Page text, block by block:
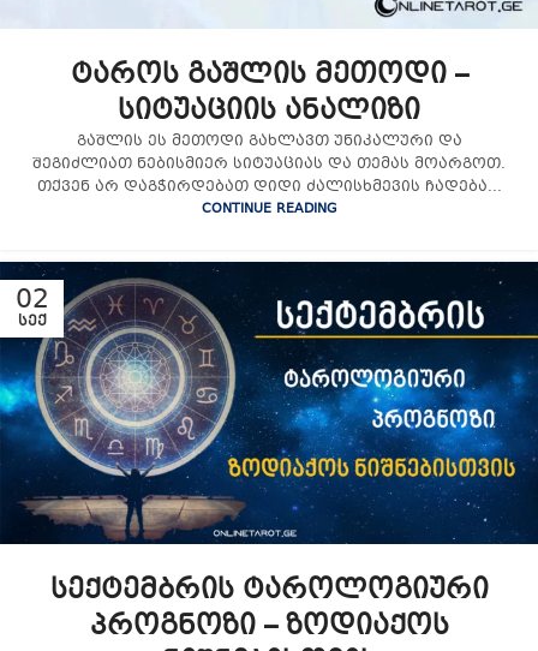
ტაროს გაშლის მეთოდი –
სიტუაციის ანალიზი
გაშლის ეს მეთოდი გახლავთ უნიკალური და
შეგიძლიათ ნებისმიერ სიტუაციას და თემას მოარგოთ.
თქვენ არ დაგჭირდებათ დიდი ძალისხმევის ჩადება...
CONTINUE READING
02
ᲡᲔᲥ
სექტემბრის ტაროლოგიური
პროგნოზი – ზოდიაქოს